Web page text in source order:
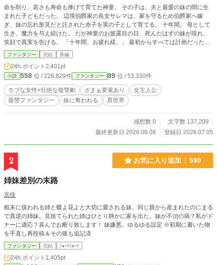
命を削り、若さも寿命も捧げて育てた神童。 その子は、夫と最愛の妹の間に生
まれた子どもだった。 辺境伯爵家の長女サレマは、家を守るため伯爵家へ嫁
ぎ、妹の忘れ形見だと託された赤子を実の子として育てる。 十年間。 母として
生き、魔力を与え続けた。 だが神童のお披露目の日、死んだはずの妹が現れ、
笑顔で真実を告げる。 「十年間、お疲れ様。」 最初からすべては計画だった。
一番苦しく、一番尊い『母親としての十年間』だけをサレマへ押し付けるため
の。 悪女の汚名を着せられ、すべてを失ったサレマ。 しかし夫も妹も知らな
い。 神童と呼ばれた少年の才能は、彼女が十年間与え続けた魔力によって支え
られていたことを。 そして彼女自身が、誰よりも冷静で、誰よりも執念深い策
士であることを。 これは、奪われた人生を取り戻すために始まる、完璧とはほ
ど遠い断罪の物語。
ファンタジー 完結 長編
24h.ポイント 2,401pt
小説 558 位 / 228,829件 ファンタジー 89 位 / 53,330件
モブな女性×壮絶な復讐劇 ざまぁ要素あり
女主人公
復讐ファンタジー
妹に奪われる 異世界
感想数 0
文字数 137,209
最終更新日 2026.08.08
登録日 2026.07.05
2 お気に入り追加 590
姉妹差別の末路
京佳
粗末に扱われる姉と蝶よ花よと大切に愛される妹。同じ親から産まれたのにまる
で真逆の姉妹。見捨てられた姉はひとり静かに家を出た。妹が不治の病？私がド
ナーに適応？喜んでお断り致します！ 妹嫌悪。ゆるゆる設定 ※初期に書いた物
を手直し再投稿＆その後も追記済
ファンタジー 完結 ｼｮｰﾄｼｮｰﾄ
24h.ポイント 1,405pt